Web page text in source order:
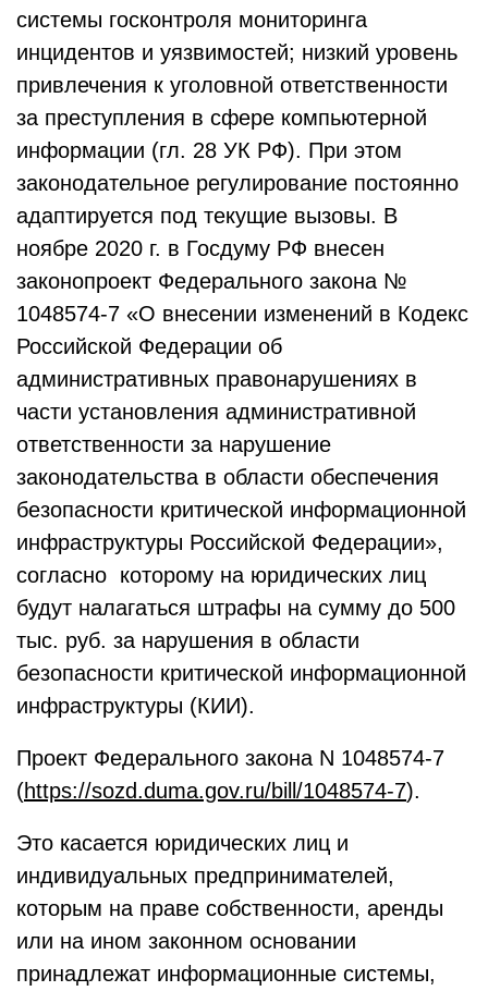
системы госконтроля мониторинга
инцидентов и уязвимостей; низкий уровень
привлечения к уголовной ответственности
за преступления в сфере компьютерной
информации (гл. 28 УК РФ). При этом
законодательное регулирование постоянно
адаптируется под текущие вызовы. В
ноябре 2020 г. в Госдуму РФ внесен
законопроект Федерального закона №
1048574-7 «О внесении изменений в Кодекс
Российской Федерации об
административных правонарушениях в
части установления административной
ответственности за нарушение
законодательства в области обеспечения
безопасности критической информационной
инфраструктуры Российской Федерации»,
согласно которому на юридических лиц
будут налагаться штрафы на сумму до 500
тыс. руб. за нарушения в области
безопасности критической информационной
инфраструктуры (КИИ).
Проект Федерального закона N 1048574-7
(https://sozd.duma.gov.ru/bill/1048574-7).
Это касается юридических лиц и
индивидуальных предпринимателей,
которым на праве собственности, аренды
или на ином законном основании
принадлежат информационные системы,